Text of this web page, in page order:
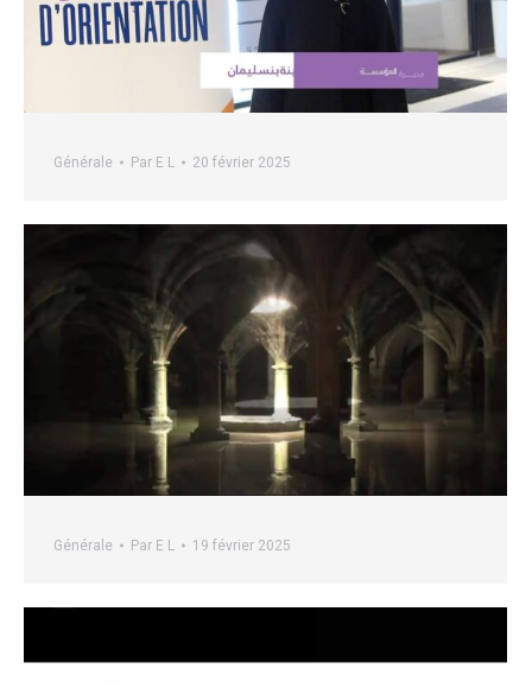
Générale Par E L 20 février 2025
Générale Par E L 19 février 2025